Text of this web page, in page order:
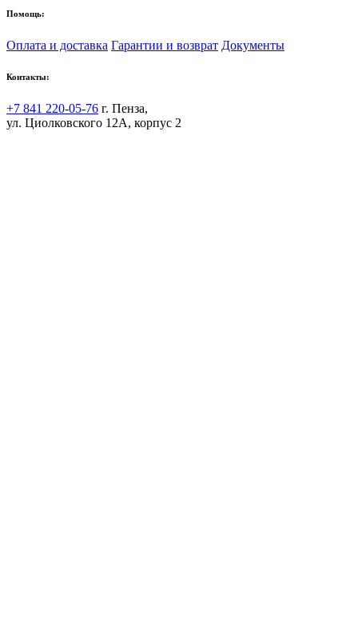
Помощь:
Оплата и доставка Гарантии и возврат Документы
Контакты:
+7 841 220-05-76 г. Пенза,
ул. Циолковского 12А, корпус 2